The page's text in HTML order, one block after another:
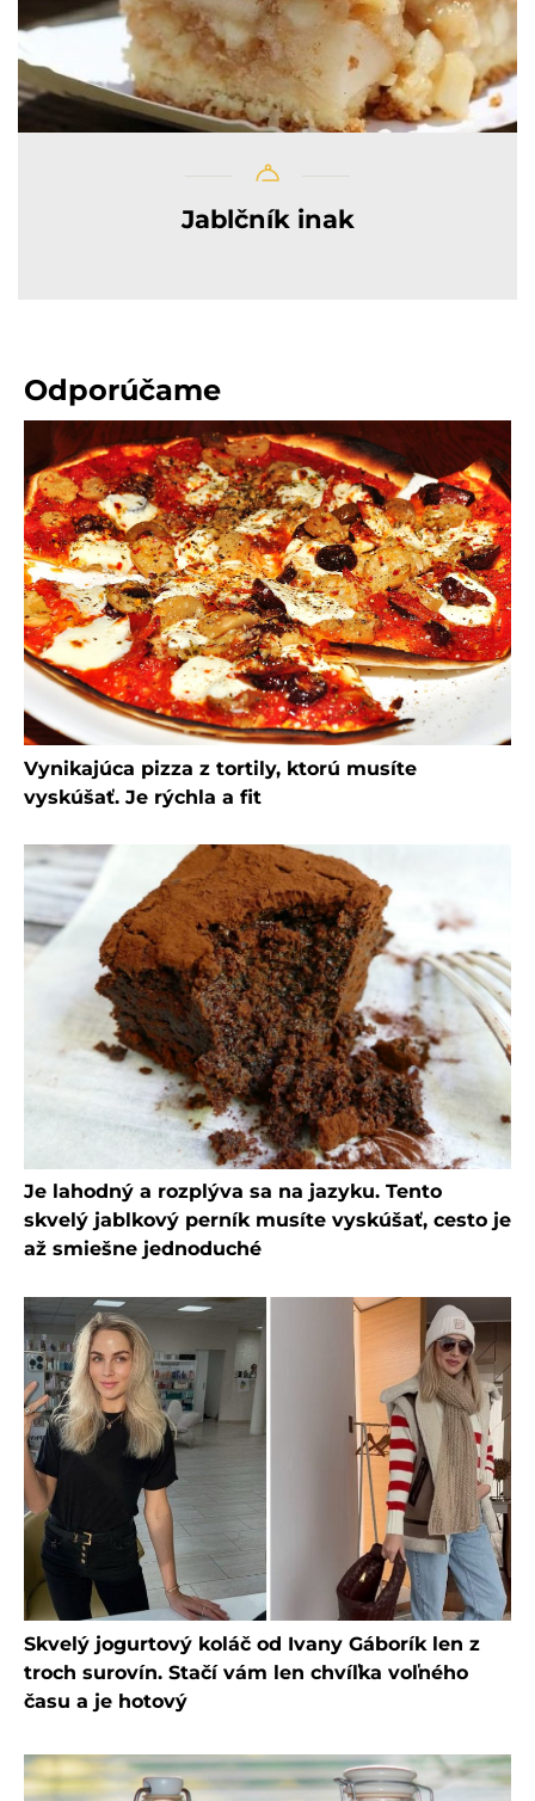
Jablčník inak
Odporúčame
Vynikajúca pizza z tortily, ktorú musíte
vyskúšať. Je rýchla a fit
Je lahodný a rozplýva sa na jazyku. Tento
skvelý jablkový perník musíte vyskúšať, cesto je
až smiešne jednoduché
Skvelý jogurtový koláč od Ivany Gáborík len z
troch surovín. Stačí vám len chvíľka voľného
času a je hotový